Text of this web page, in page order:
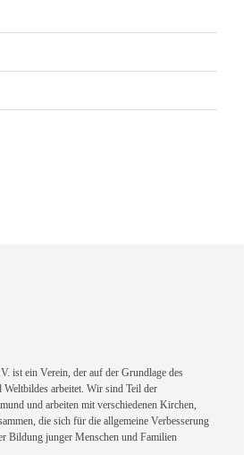
ist ein Verein, der auf der Grundlage des
arbeitet. Wir sind Teil der
und arbeiten mit verschiedenen Kirchen,
die sich für die allgemeine Verbesserung
Bildung junger Menschen und Familien